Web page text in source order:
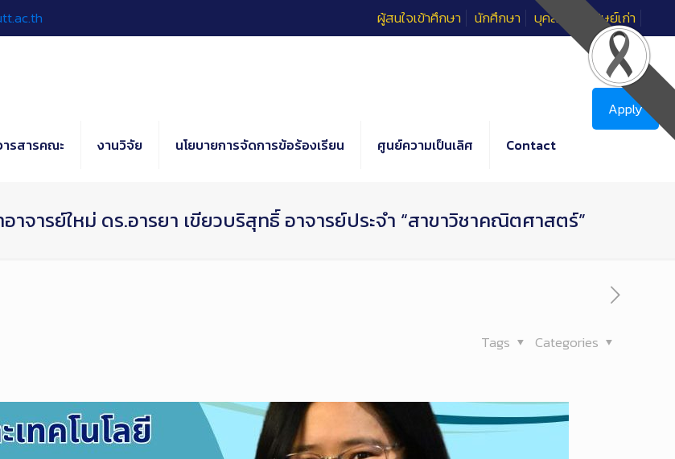
ผู้สนใจเข้าศึกษา นักศึกษา บุคลากร ศิษย์เก่า
ารสารคณะ งานวิจัย นโยบายการจัดการข้อร้องเรียน ศูนย์ความเป็นเลิศ Contact
Apply
าจารย์ใหม่ ดร.อารยา เขียวบริสุทธิ์ อาจารย์ประจำ “สาขาวิชาคณิตศาสตร์”
Categories
Tags